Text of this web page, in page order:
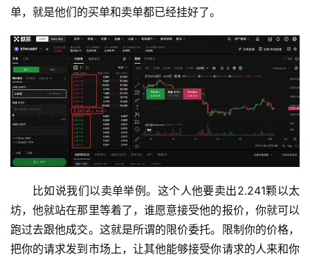
单，就是他们的买单和卖单都已经挂好了。
比如说我们以卖单举例。这个人他要卖出2.241颗以太
坊，他就站在那里等着了，谁愿意接受他的报价，你就可以
跑过去跟他成交。这就是所谓的限价委托。限制你的价格，
把你的请求发到市场上，让其他能够接受你请求的人来和你